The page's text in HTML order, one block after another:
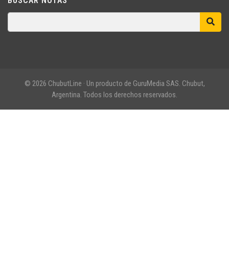
© 2026 ChubutLine · Un producto de GuruMedia SAS. Chubut,
Argentina. Todos los derechos reservados.